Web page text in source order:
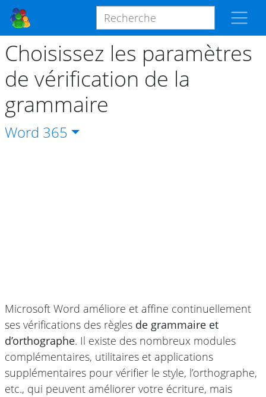
Choisissez les paramètres
de vérification de la
grammaire
Word 365
Microsoft Word améliore et affine continuellement
ses vérifications des règles de grammaire et
d’orthographe. Il existe des nombreux modules
complémentaires, utilitaires et applications
supplémentaires pour vérifier le style, l’orthographe,
etc., qui peuvent améliorer votre écriture, mais